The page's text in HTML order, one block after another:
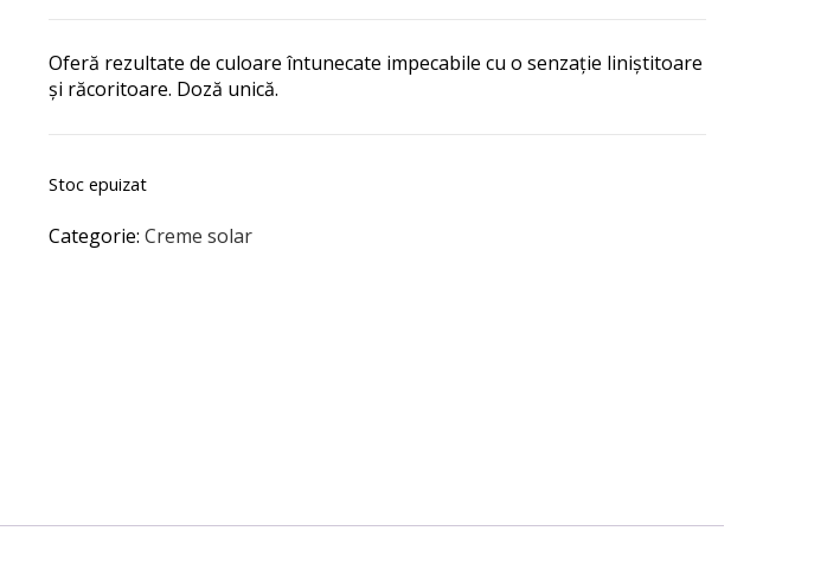
Oferă rezultate de culoare întunecate impecabile cu o senzație liniștitoare
și răcoritoare. Doză unică.
Stoc epuizat
Categorie: Creme solar